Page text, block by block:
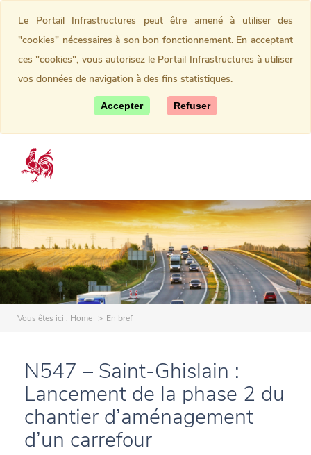
Vous êtes ici : Home En bref
N547 – Saint-Ghislain :
Lancement de la phase 2 du
chantier d’aménagement
d’un carrefour
Le Portail Infrastructures peut être amené à utiliser des
"cookies" nécessaires à son bon fonctionnement. En acceptant
ces "cookies", vous autorisez le Portail Infrastructures à utiliser
vos données de navigation à des fins statistiques.
Accepter Refuser